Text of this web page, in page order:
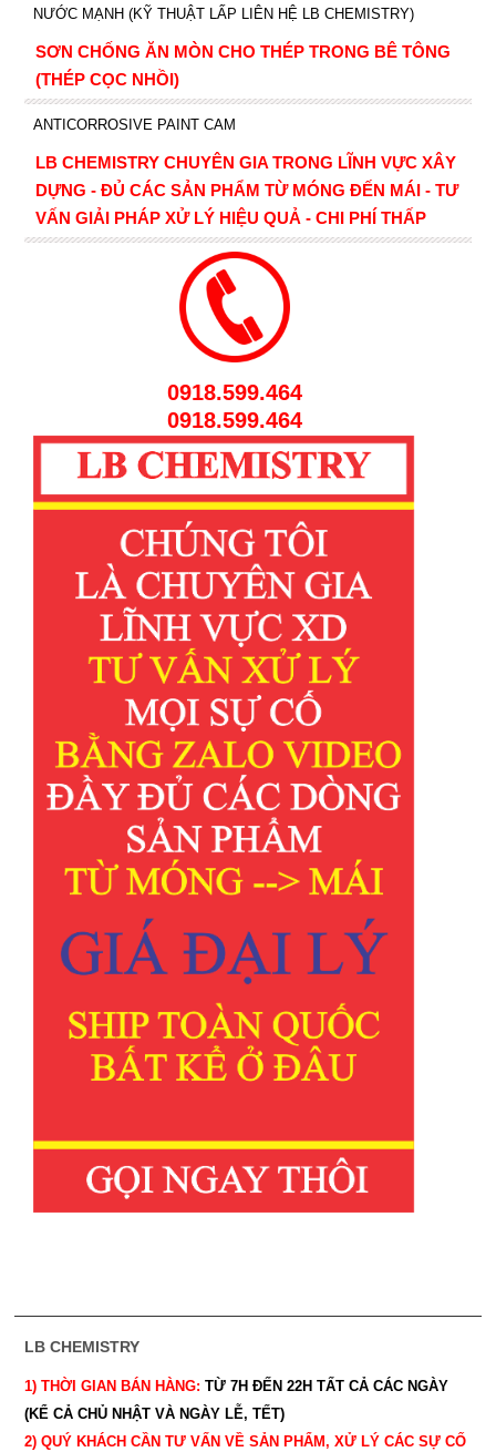
NƯỚC MẠNH (KỸ THUẬT LẤP LIÊN HỆ LB CHEMISTRY)
SƠN CHỐNG ĂN MÒN CHO THÉP TRONG BÊ TÔNG
(THÉP CỌC NHỒI)
ANTICORROSIVE PAINT CAM
LB CHEMISTRY CHUYÊN GIA TRONG LĨNH VỰC XÂY
DỰNG - ĐỦ CÁC SẢN PHẨM TỪ MÓNG ĐẾN MÁI - TƯ
VẤN GIẢI PHÁP XỬ LÝ HIỆU QUẢ - CHI PHÍ THẤP
0918.599.464
0918.599.464
LB CHEMISTRY
1) THỜI GIAN BÁN HÀNG: TỪ 7H ĐẾN 22H TẤT CẢ CÁC NGÀY
(KỂ CẢ CHỦ NHẬT VÀ NGÀY LỄ, TẾT)
2) QUÝ KHÁCH CẦN TƯ VẤN VỀ SẢN PHẨM, XỬ LÝ CÁC SỰ CỐ